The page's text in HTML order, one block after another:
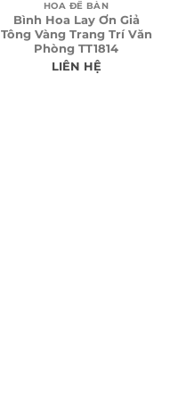
HOA ĐỂ BÀN
Bình Hoa Lay Ơn Giả
Tông Vàng Trang Trí Văn
Phòng TT1814
LIÊN HỆ